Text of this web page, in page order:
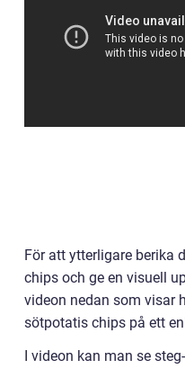
För att ytterligare berika
chips och ge en visuell
videon nedan som visar
sötpotatis chips på ett
I videon kan man se